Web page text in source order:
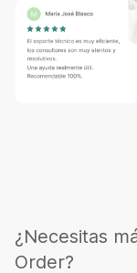
¿Necesitas
Order?